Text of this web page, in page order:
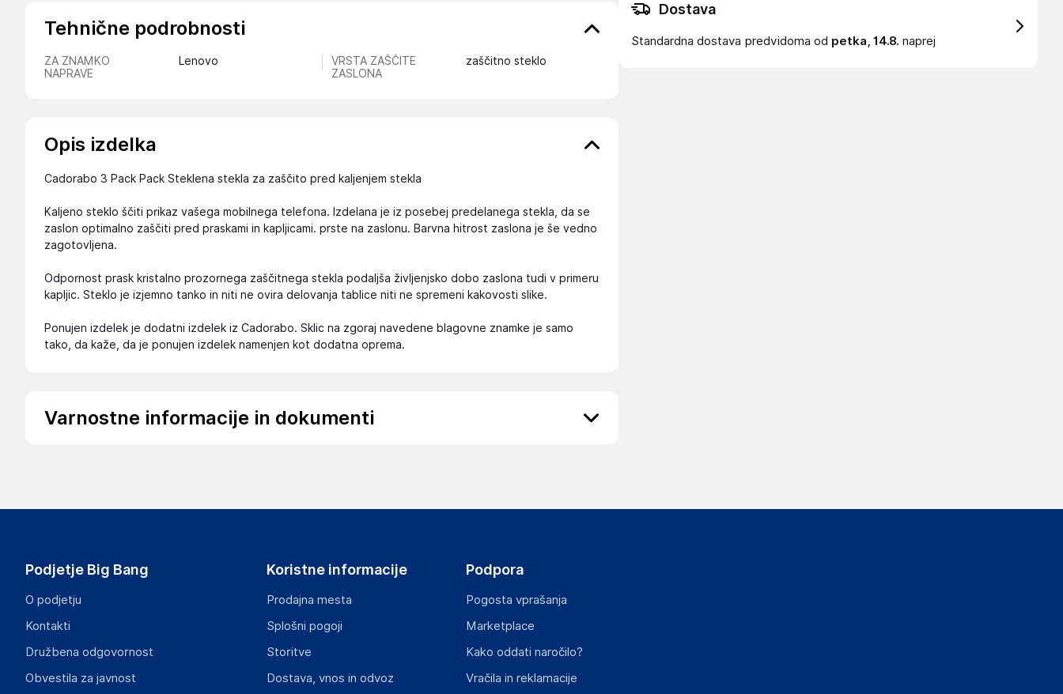
Tehnične podrobnosti
ZA ZNAMKO
NAPRAVE
Lenovo
VRSTA ZAŠČITE
ZASLONA
zaščitno steklo
Opis izdelka
Cadorabo 3 Pack Pack Steklena stekla za zaščito pred kaljenjem stekla
Kaljeno steklo ščiti prikaz vašega mobilnega telefona. Izdelana je iz posebej predelanega stekla, da se
zaslon optimalno zaščiti pred praskami in kapljicami. prste na zaslonu. Barvna hitrost zaslona je še vedno
zagotovljena.
Odpornost prask kristalno prozornega zaščitnega stekla podaljša življenjsko dobo zaslona tudi v primeru
kapljic. Steklo je izjemno tanko in niti ne ovira delovanja tablice niti ne spremeni kakovosti slike.
Ponujen izdelek je dodatni izdelek iz Cadorabo. Sklic na zgoraj navedene blagovne znamke je samo
tako, da kaže, da je ponujen izdelek namenjen kot dodatna oprema.
Varnostne informacije in dokumenti
Slike o varnosti izdelka vsebujejo opozorila na embalaži izdelka in lahko vključujejo ključne varnostne
Produktni dokumenti z opozorili ter varnostnimi in drugimi ključnimi informacijami, povezanimi z določenim
izdelkom.
Dostava
Standardna dostava predvidoma od petka, 14.8. naprej
Podjetje Big Bang
O podjetju
Kontakti
Družbena odgovornost
Obvestila za javnost
Koristne informacije
Prodajna mesta
Splošni pogoji
Storitve
Dostava, vnos in odvoz
Podpora
Pogosta vprašanja
Marketplace
Kako oddati naročilo?
Vračila in reklamacije